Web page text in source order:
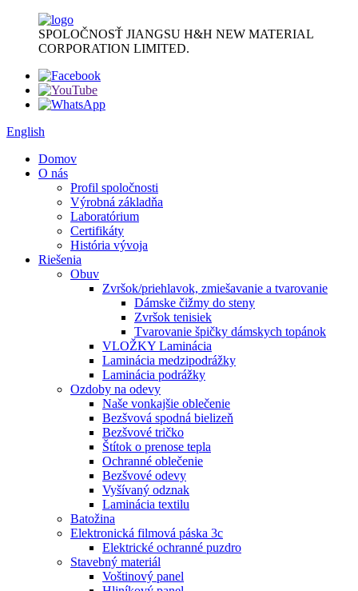
SPOLOČNOSŤ JIANGSU H&H NEW MATERIAL
CORPORATION LIMITED.
English
Domov
O nás
Profil spoločnosti
Výrobná základňa
Laboratórium
Certifikáty
História vývoja
Riešenia
Obuv
Zvršok/priehlavok, zmiešavanie a tvarovanie
Dámske čižmy do steny
Zvršok tenisiek
Tvarovanie špičky dámskych topánok
VLOŽKY Laminácia
Laminácia medzipodrážky
Laminácia podrážky
Ozdoby na odevy
Naše vonkajšie oblečenie
Bezšvová spodná bielizeň
Bezšvové tričko
Štítok o prenose tepla
Ochranné oblečenie
Bezšvové odevy
Vyšívaný odznak
Laminácia textilu
Batožina
Elektronická filmová páska 3c
Elektrické ochranné puzdro
Stavebný materiál
Voštinový panel